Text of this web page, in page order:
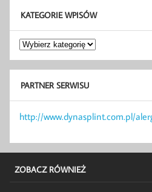
KATEGORIE WPISÓW
Kategorie
wpisów
PARTNER SERWISU
http://www.dynasplint.com.pl/
ZOBACZ RÓWNIEŻ